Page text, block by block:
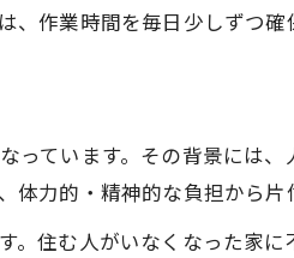
片付けが進まない理由を把
計画的なごみ屋敷片付けで
費用対効果を重視したごみ
業者選びで失敗しないごみ
作業時間を毎日少しずつ
っています。その背景には
力的・精神的な負担から片
。住む人がいなくなった家